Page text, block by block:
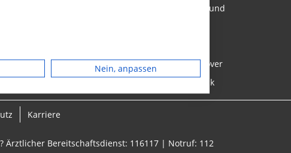
Kliniken in Dortmund
Kliniken in Hannover
Kliniken in Rostock
Karriere
Bereitschaftsdienst: 116117 | Notruf: 112
Nein, anpassen